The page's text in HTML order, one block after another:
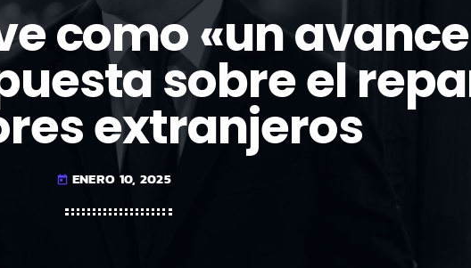
como «un
sobre el
extranjeros
today ENERO 10, 2025